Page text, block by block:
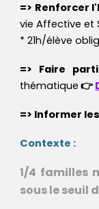
=> Renforcer
vie Affective et
* 21h/élève
=> Faire
thématique 👉
=> Informer
Contexte :
1/4 familles
sous le seuil